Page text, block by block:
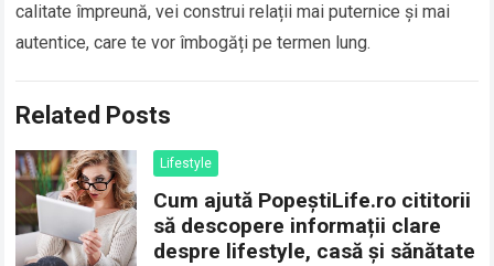
calitate împreună, vei construi relații mai puternice și mai
autentice, care te vor îmbogăți pe termen lung.
Related Posts
Lifestyle
Cum ajută PopeștiLife.ro cititorii
să descopere informații clare
despre lifestyle, casă și sănătate